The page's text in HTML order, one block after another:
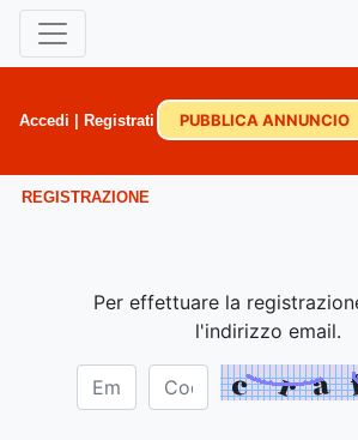
Accedi Registrati PUBBLICA ANNUNCIO
REGISTRAZIONE
Per effettuare la
l'indirizzo email.